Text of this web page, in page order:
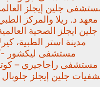
جلين إيجلز
معهد د. ريلا والمركز
جلين ايجلز الصحية
مدينة استر الطبية،
مستشفى ليكشور -
مستشفى راجاجيري –
جلين إيجلز جلوبال